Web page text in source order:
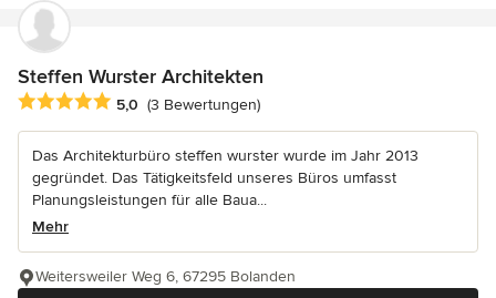
Steffen Wurster Architekten
Durchschnittliche Bewertung: 5 von 5 Sternen
5,0 (3 Bewertungen)
Das Architekturbüro steffen wurster wurde im Jahr 2013
gegründet. Das Tätigkeitsfeld unseres Büros umfasst
Planungsleistungen für alle Baua...
Mehr
Weitersweiler Weg 6, 67295 Bolanden